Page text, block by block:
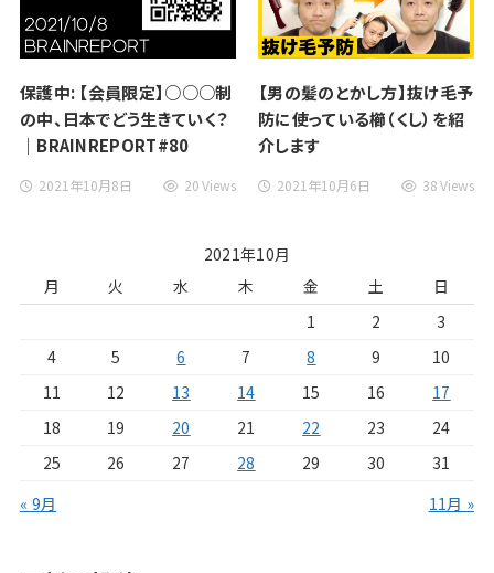
保護中: 【会員限定】○○○制
の中、日本でどう生きていく？
｜BRAINREPORT#80
2021年10月8日 20 Views
【男の髪のとかし方】抜け毛予
防に使っている櫛（くし）を紹
介します
2021年10月6日 38 Views
2021年10月
月
火 水 木 金 土
日
1
2
3
4
5 6 7 8 9
10
11
12 13 14 15 16
17
18
19 20 21 22 23
24
25
26 27 28 29 30
31
« 9月
11月 »